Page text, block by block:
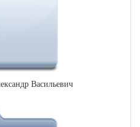
Васильевич